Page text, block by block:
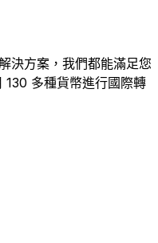
決方案，我們都能滿足您
130 多種貨幣進行國際轉